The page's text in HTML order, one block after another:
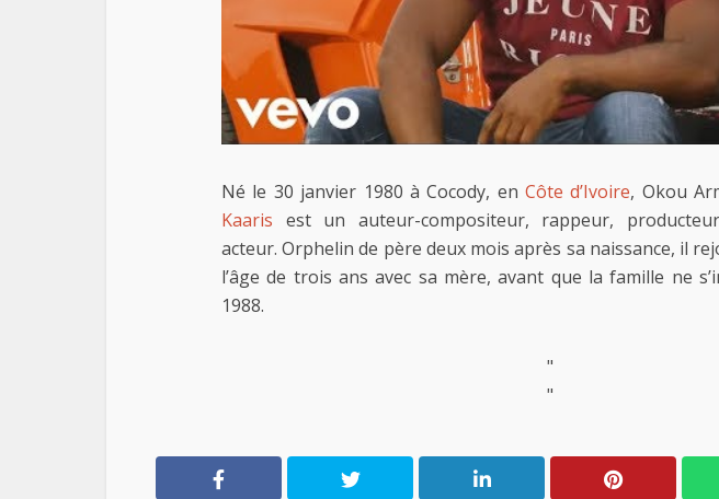
Né le 30 janvier 1980 à Cocody, enCôte d’Ivoire, Okou
Kaaris est un auteur-compositeur, rappeur,
acteur. Orphelin de père deux mois après sa naissance, il
l’âge de trois ans avec sa mère, avant que la famille ne
1988.
"
"